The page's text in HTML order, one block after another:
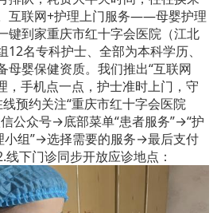
互联网+护理上门服务——母婴护理
键到家重庆市红十字会医院（江北
名专科护士、全部为本科学历、
母婴保健资质。我们推出“互联网
手机点一点，护士准时上门，守
预约关注“重庆市红十字会医院
信公众号→底部菜单“患者服务”→“护
小组”→选择需要的服务→最后支付
下门诊同步开放应诊地点：